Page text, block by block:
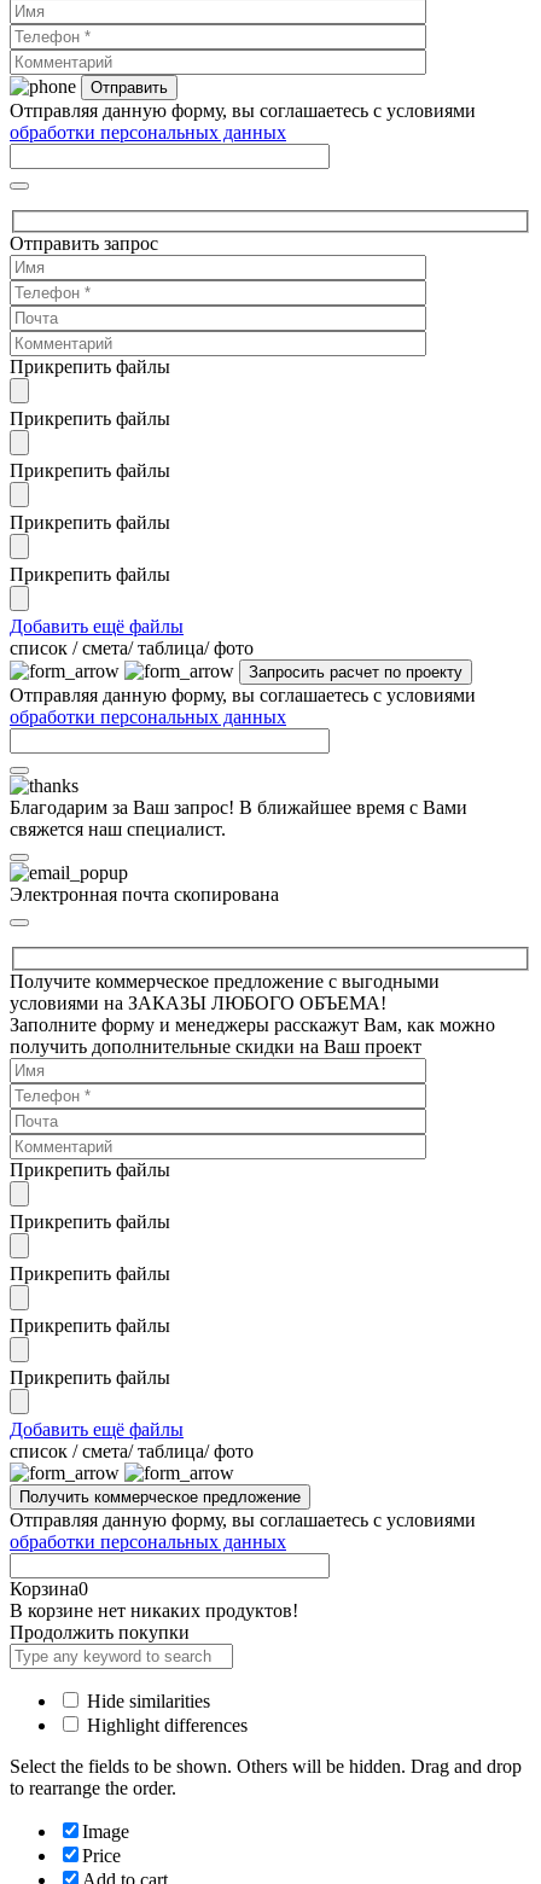
Отправляя данную форму, вы соглашаетесь с условиями
обработки персональных данных
Отправить запрос
Прикрепить файлы
Прикрепить файлы
Прикрепить файлы
Прикрепить файлы
Прикрепить файлы
Добавить ещё файлы
cписок / смета/ таблица/ фото
Отправляя данную форму, вы соглашаетесь с условиями
обработки персональных данных
Благодарим за Ваш запрос! В ближайшее время с Вами
свяжется наш специалист.
Электронная почта скопирована
Получите коммерческое предложение с выгодными
условиями на ЗАКАЗЫ ЛЮБОГО ОБЪЕМА!
Заполните форму и менеджеры расскажут Вам, как можно
получить дополнительные скидки на Ваш проект
Прикрепить файлы
Прикрепить файлы
Прикрепить файлы
Прикрепить файлы
Прикрепить файлы
Добавить ещё файлы
cписок / смета/ таблица/ фото
Отправляя данную форму, вы соглашаетесь с условиями
обработки персональных данных
Корзина0
В корзине нет никаких продуктов!
Продолжить покупки
Hide similarities
Highlight differences
Select the fields to be shown. Others will be hidden. Drag and drop
to rearrange the order.
Image
Price
Add to cart